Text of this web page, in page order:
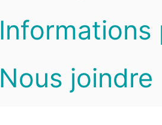
Informations
Nous joindre